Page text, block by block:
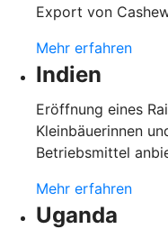
Export von
Mehr erfahren
Indien
Eröffnung eines
Kleinbäuerinnen
Betriebsmittel
Mehr erfahren
Uganda